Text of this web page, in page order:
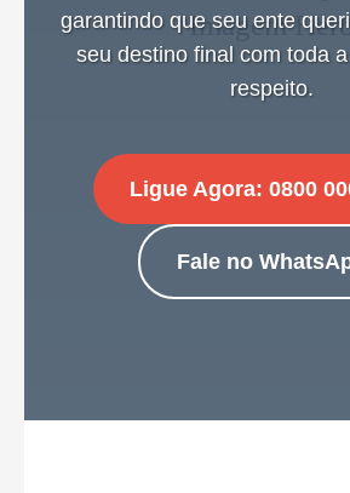
garantindo que seu ente
seu destino final com toda
respeito.
Ligue Agora: 0800
Fale no